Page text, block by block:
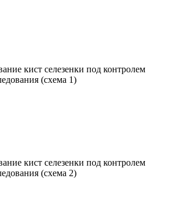
кист селезенки под контролем
(схема 1)
кист селезенки под контролем
(схема 2)